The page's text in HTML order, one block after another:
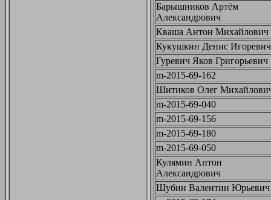
Барышников Артём
Александрович
Кваша Антон Михайлович
Кукушкин Денис Игоревич
Гуревич Яков Григорьевич
m-2015-69-162
Шитиков Олег
m-2015-69-040
m-2015-69-156
m-2015-69-180
m-2015-69-050
Кулямин Антон
Александрович
Шубин Валентин Юрьевич